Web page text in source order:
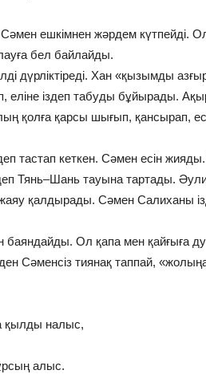
ешкімнен жәрдем күтпейді.
бел байлайды.
дүрліктіреді. Хан «қызымды
еліне іздеп табуды бұйырады.
қолға қарсы шығып, қансырап,
тастап кеткен. Сәмен есін
Тянь–Шань тауына тартады.
қалдырады. Сәмен Салиханы
баяндайды. Ол қапа мен қайғыға
Сәменсіз тиянақ таппай,
қылды налыс,
алыс.